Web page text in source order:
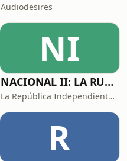
Audiodesires
NI
NACIONAL II: LA RUTA DEL EXILIO
La República Independiente de la Radio
R